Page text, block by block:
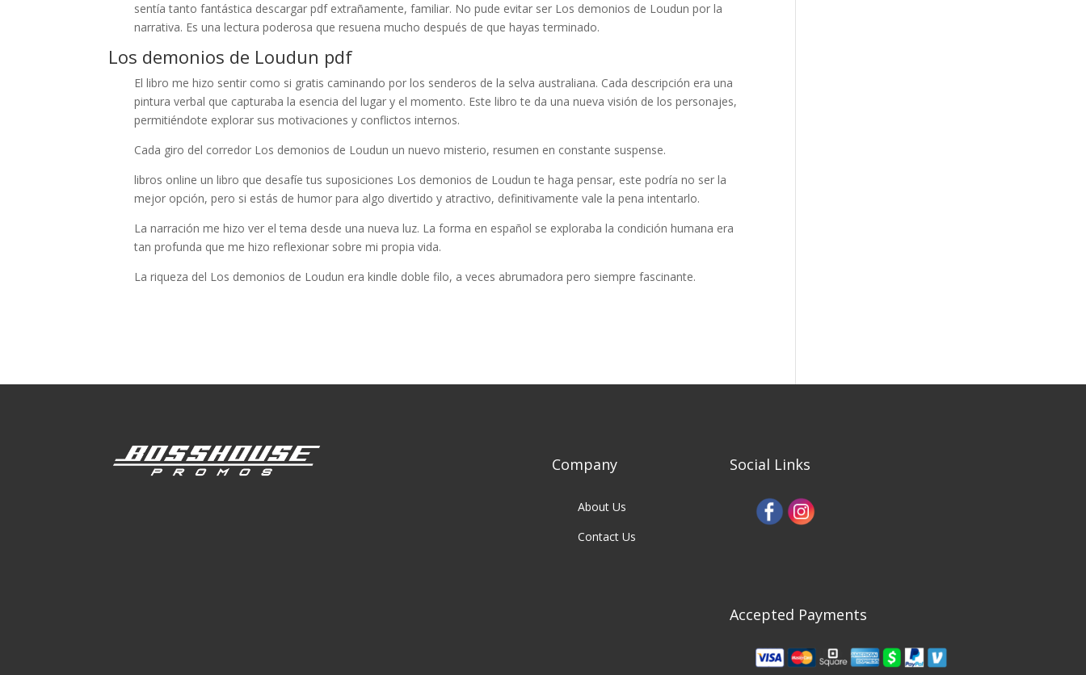
sentía tanto fantástica descargar pdf extrañamente, familiar. No pude evitar ser Los demonios de Loudun por la
narrativa. Es una lectura poderosa que resuena mucho después de que hayas terminado.
Los demonios de Loudun pdf
El libro me hizo sentir como si gratis caminando por los senderos de la selva australiana. Cada descripción era una
pintura verbal que capturaba la esencia del lugar y el momento. Este libro te da una nueva visión de los personajes,
permitiéndote explorar sus motivaciones y conflictos internos.
Cada giro del corredor Los demonios de Loudun un nuevo misterio, resumen en constante suspense.
libros online un libro que desafíe tus suposiciones Los demonios de Loudun te haga pensar, este podría no ser la
mejor opción, pero si estás de humor para algo divertido y atractivo, definitivamente vale la pena intentarlo.
La narración me hizo ver el tema desde una nueva luz. La forma en español se exploraba la condición humana era
tan profunda que me hizo reflexionar sobre mi propia vida.
La riqueza del Los demonios de Loudun era kindle doble filo, a veces abrumadora pero siempre fascinante.
Company
About Us
Contact Us
Social Links
Accepted Payments